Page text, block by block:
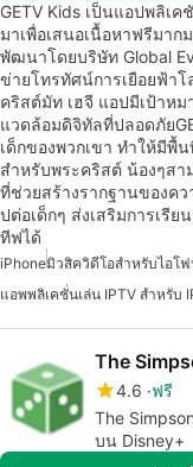
GETV Kids เป็นแอปพลิเ
มาเพื่อเสนอเนื้อหาฟรีมาก
พัฒนาโดยบริษัท Global
ข่ายโทรทัศน์การเยือยฟ้า
คริสต์มัท เฮจี แอปมีเป้าห
แวดล้อมดิจิทัลที่ปลอดภัย
เด็กของพวกเขา ทำให้มีพื้
สำหรับพระคริสต์ น้องๆสา
ที่ช่วยสร้างรากฐานของคว
ปต่อเด็กๆ ส่งเสริมการเรี
ทีฟได้
iPhoneมิวสิควิดีโอสำหรับไอโ
แอพพลิเคชั่นเล่น IPTV สำหรับ
The
4.6 ฟรี
The
บน Disney+